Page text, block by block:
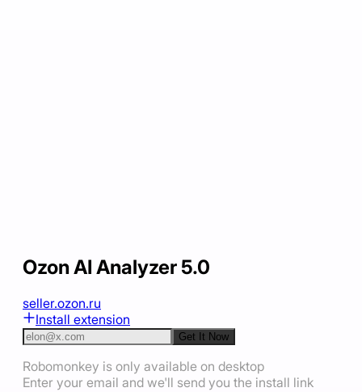
Ozon AI Analyzer 5.0
seller.ozon.ru
Install extension
Get It Now
Robomonkey is only available on desktop
Enter your email and we'll send you the install link